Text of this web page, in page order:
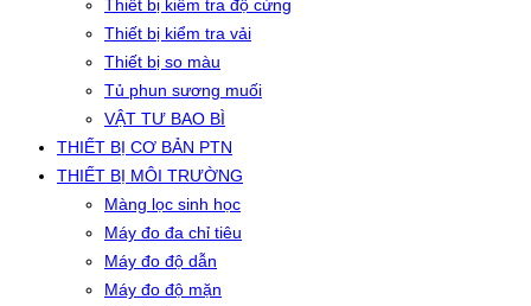
Thiết bị kiểm tra độ cứng
Thiết bị kiểm tra vải
Thiết bị so màu
Tủ phun sương muối
VẬT TƯ BAO BÌ
THIẾT BỊ CƠ BẢN PTN
THIẾT BỊ MÔI TRƯỜNG
Màng lọc sinh học
Máy đo đa chỉ tiêu
Máy đo độ dẫn
Máy đo độ mặn